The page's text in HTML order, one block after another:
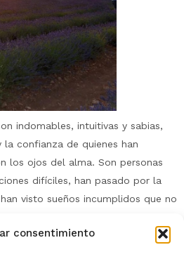
consentimiento
indomables, intuitivas y sabias,
la confianza de quienes han
los ojos del alma. Son personas
difíciles, han pasado por la
visto sueños incumplidos que no